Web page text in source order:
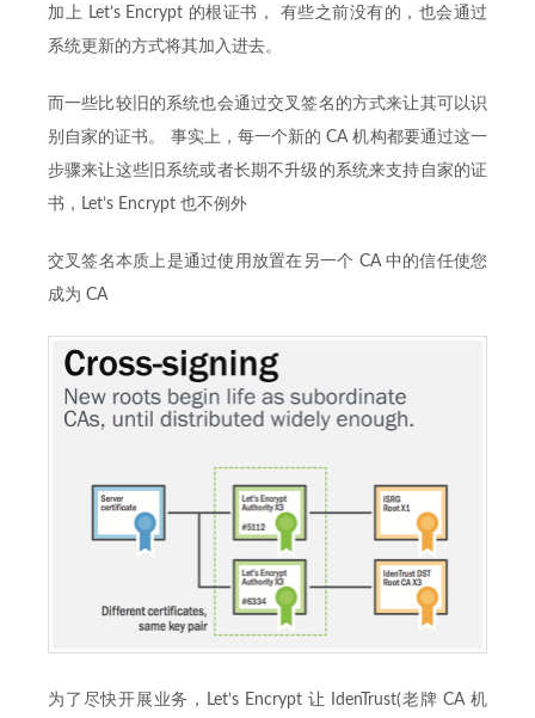
加上 Let’s Encrypt 的根证书， 有些之前没有的，也会通过
系统更新的方式将其加入进去。
而一些比较旧的系统也会通过交叉签名的方式来让其可以识
别自家的证书。 事实上，每一个新的 CA 机构都要通过这一
步骤来让这些旧系统或者长期不升级的系统来支持自家的证
书，Let’s Encrypt 也不例外
交叉签名本质上是通过使用放置在另一个 CA 中的信任使您
成为 CA
为了尽快开展业务，Let’s Encrypt 让 IdenTrust(老牌 CA 机